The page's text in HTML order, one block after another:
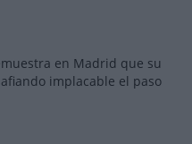
en Madrid que su
implacable el paso